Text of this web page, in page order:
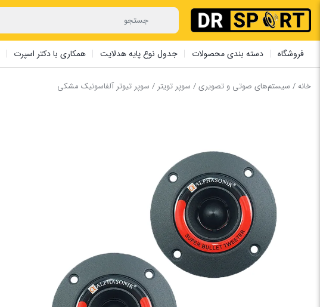
فروشگاه دسته بندی محصولات جدول نوع پایه هدلایت همکاری با دکتر اسپرت
خانه/ سیستم‌های صوتی و تصویری/ سوپر تویتر / سوپر تیوتر آلفاسونیک ‏مشکی ‏ ‏